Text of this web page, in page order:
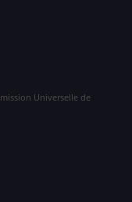
Universelle de